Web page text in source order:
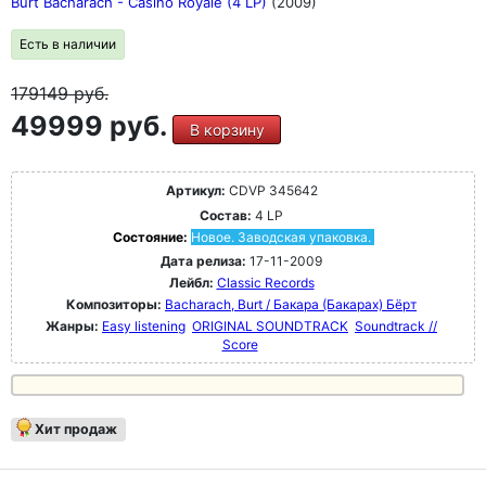
Есть в наличии
179149руб.
49999 руб. В корзину
Артикул: CDVP 345642
Состав: 4 LP
Состояние: Новое. Заводская упаковка.
Дата релиза: 17-11-2009
Лейбл: Classic Records
Композиторы: Bacharach, Burt / Бакара (Бакарах) Бёрт
Жанры: Easy listening ORIGINAL SOUNDTRACK Soundtrack //
Score
Хит продаж